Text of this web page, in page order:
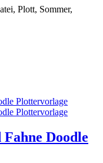
Plott, Sommer,
Doodle